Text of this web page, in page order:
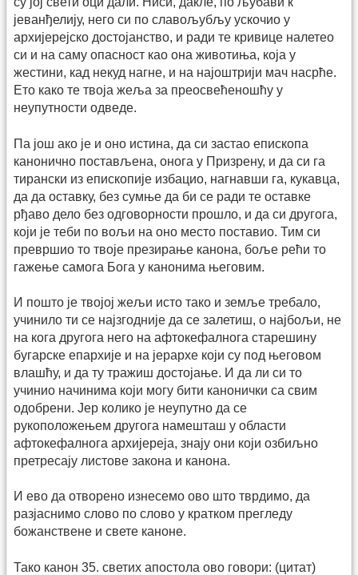
јеванђелију, него си по славољубљу ускочио у
архијерејско достојанство, и ради те кривице налетео
си и на саму опасност као она животиња, која у
жестини, кад некуд нагне, и на најоштрији мач насрће.
Ето како те твоја жеља за преосвећеношћу у
неупутности одведе.
Па још ако је и оно истина, да си застао епископа
канонично постављена, онога у Призрену, и да си га
тирански из епископије избацио, нагнавши га, кукавца,
да да оставку, без сумње да би се ради те оставке
рђаво дело без одговорности прошло, и да си другога,
који је теби по вољи на оно место поставио. Тим си
превршио то твоје презирање канона, боље рећи то
гажење самога Бога у канонима његовим.
И пошто је твојој жељи исто тако и земље требало,
учинило ти се најзгодније да се залетиш, о најбољи, не
на кога другога него на афтокефалнога старешину
бугарске епархије и на јерархе који су под његовом
влашћу, и да ту тражиш достојање. И да ли си то
учинио начинима који могу бити канонички са свим
одобрени. Јер колико је неупутно да се
рукоположењем другога намешташ у области
афтокефалнога архијереја, знају они који озбиљно
претресају листове закона и канона.
И ево да отворено изнесемо ово што тврдимо, да
разјаснимо слово по слово у кратком прегледу
божанствене и свете каноне.
Тако канон 35. светих апостола ово говори: (цитат)